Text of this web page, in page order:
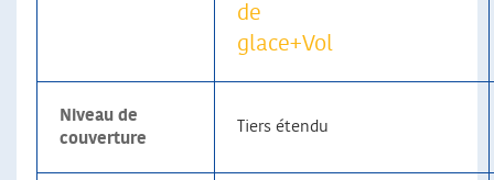
de
glace+Vol
Niveau de
couverture
Tiers étendu